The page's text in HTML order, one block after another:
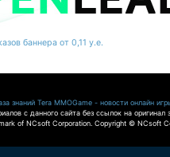
баннера от 0,11 у.е.
знаний Tera MMOGame - новости онлайн
с данного сайта без ссылок на оригинал
of NCsoft Corporation. Copyright © NCsoft